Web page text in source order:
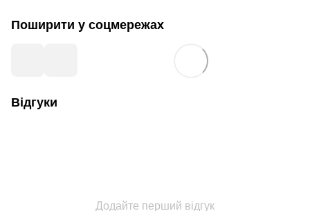
Поширити у соцмережах
Відгуки
Додайте перший відгук